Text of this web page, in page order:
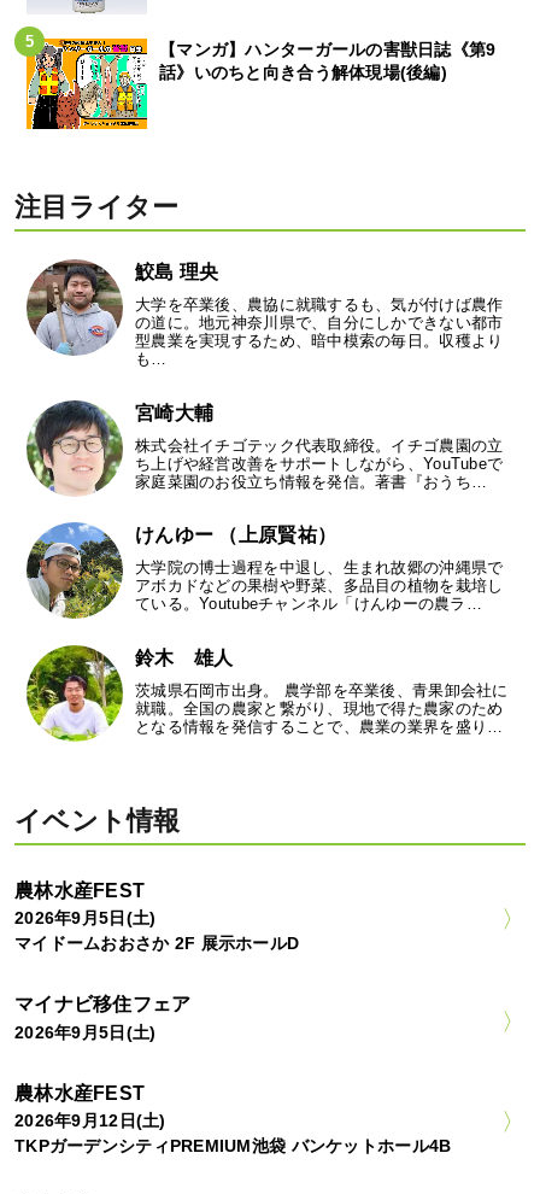
【マンガ】ハンターガールの害獣日誌《第9
話》いのちと向き合う解体現場(後編)
注目ライター
鮫島 理央
大学を卒業後、農協に就職するも、気が付けば農作
の道に。地元神奈川県で、自分にしかできない都市
型農業を実現するため、暗中模索の毎日。収穫より
も…
宮崎大輔
株式会社イチゴテック代表取締役。イチゴ農園の立
ち上げや経営改善をサポートしながら、YouTubeで
家庭菜園のお役立ち情報を発信。著書『おうち…
けんゆー （上原賢祐）
大学院の博士過程を中退し、生まれ故郷の沖縄県で
アボカドなどの果樹や野菜、多品目の植物を栽培し
ている。Youtubeチャンネル「けんゆーの農ラ…
鈴木 雄人
茨城県石岡市出身。 農学部を卒業後、青果卸会社に
就職。全国の農家と繋がり、現地で得た農家のため
となる情報を発信することで、農業の業界を盛り…
イベント情報
農林水産FEST
2026年9月5日(土)
マイドームおおさか 2F 展示ホールD
マイナビ移住フェア
2026年9月5日(土)
農林水産FEST
2026年9月12日(土)
TKPガーデンシティPREMIUM池袋 バンケットホール4B